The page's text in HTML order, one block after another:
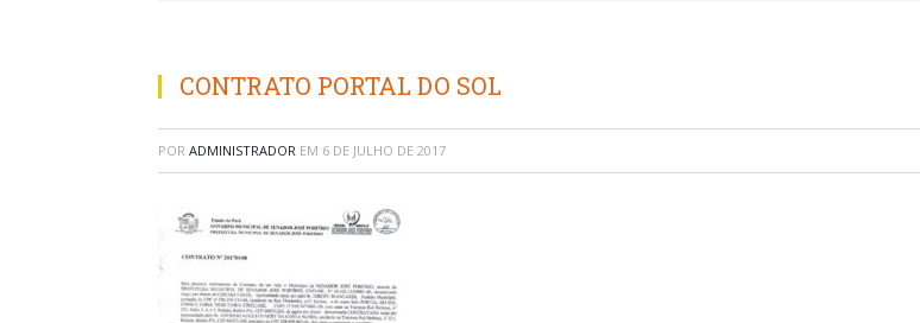
CONTRATO PORTAL DO SOL
POR ADMINISTRADOR EM 6 DE JULHO DE 2017